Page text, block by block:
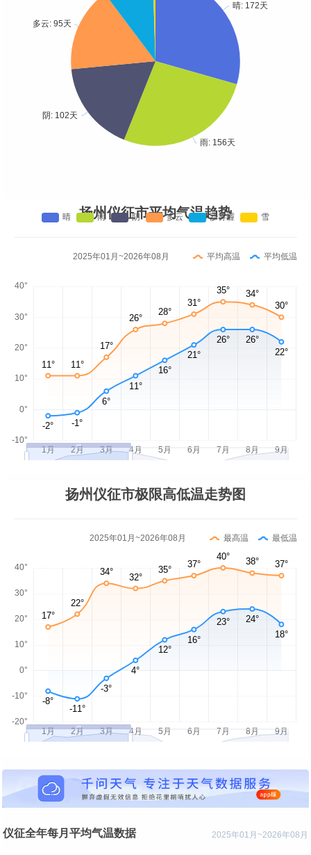
扬州仪征市平均气温趋势
2025年01月~2026年08月 平均高温 平均低温
扬州仪征市极限高低温走势图
2025年01月~2026年08月 最高温 最低温
2025年01月~2026年08月
仪征全年每月平均气温数据